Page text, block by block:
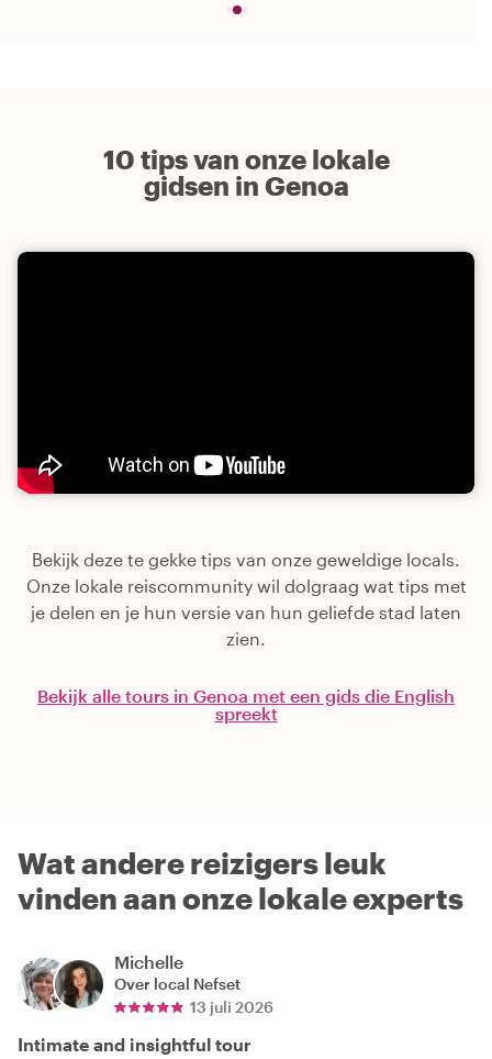
10 tips van onze lokale
gidsen in Genoa
Bekijk deze te gekke tips van onze geweldige locals.
Onze lokale reiscommunity wil dolgraag wat tips met
je delen en je hun versie van hun geliefde stad laten
zien.
Bekijk alle tours in Genoa met een gids die English
spreekt
Wat andere reizigers leuk
vinden aan onze lokale experts
Michelle
Over local Nefset
13 juli 2026
Intimate and insightful tour